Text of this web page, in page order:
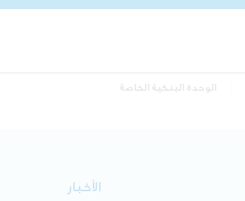
الوحدة البنكية الخاصة
الأخبار